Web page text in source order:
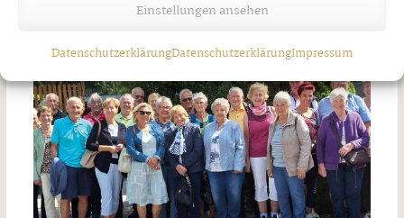
Einstellungen ansehen
DatenschutzerklärungDatenschutzerklärungImpressum